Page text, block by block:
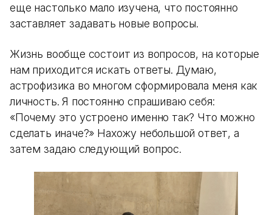
еще настолько мало изучена, что постоянно
заставляет задавать новые вопросы.
Жизнь вообще состоит из вопросов, на которые
нам приходится искать ответы. Думаю,
астрофизика во многом сформировала меня как
личность. Я постоянно спрашиваю себя:
«Почему это устроено именно так? Что можно
сделать иначе?» Нахожу небольшой ответ, а
затем задаю следующий вопрос.